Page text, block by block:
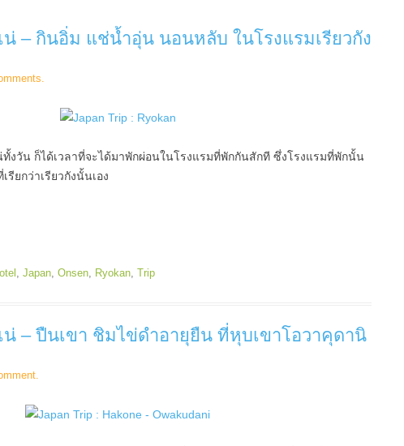
น่ – กินอิ่ม แช่น้ำอุ่น นอนหลับ ในโรงแรมเรียวกัง
ทั้งวัน ก็ได้เวลาที่จะได้มาพักผ่อนในโรงแรมที่พักกันสักที ซึ่งโรงแรมที่พักนั้น
ยกว่าเรียวกังนั้นเอง
, Japan, Onsen, Ryokan, Trip
น่ – ปืนเขา ชิมไข่ดำอายุยืน ที่หุบเขาโอวาคุดานิ